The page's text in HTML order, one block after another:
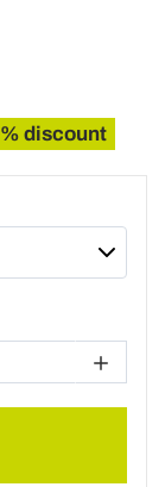
discount